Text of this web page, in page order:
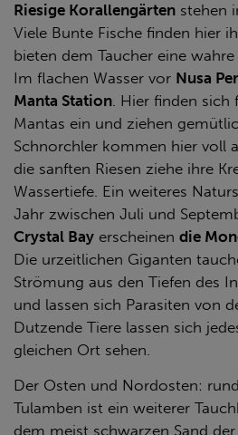
Riesige Korallengärten stehen
Viele Bunte Fische finden hier
bieten dem Taucher eine
Im flachen Wasser vor Nusa
Manta Station. Hier finden sich
Mantas ein und ziehen
Schnorchler kommen hier voll
die sanften Riesen ziehe ihre
Wassertiefe. Ein weiteres
Jahr zwischen Juli und
Crystal Bay erscheinen die
Die urzeitlichen Giganten
Strömung aus den Tiefen des
und lassen sich Parasiten von
Dutzende Tiere lassen sich
gleichen Ort sehen.
Der Osten und Nordosten:
Tulamben ist ein weiterer
dem meist schwarzen Sand